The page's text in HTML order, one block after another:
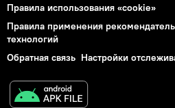
Правила использования «cookie»
Правила применения
технологий
Обратная связь Настройки